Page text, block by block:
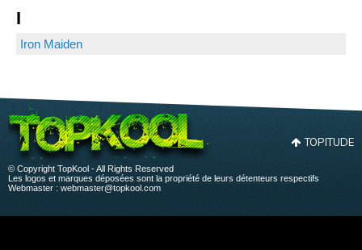
I
Iron Maiden
TOPITUDE
© Copyright TopKool - All Rights Reserved
Les logos et marques déposées sont la propriété de leurs détenteurs respectifs
Webmaster : webmaster@topkool.com